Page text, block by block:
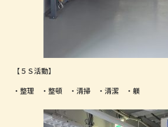
【５Ｓ活動】
・整理 ・整頓 ・清掃 ・清潔 ・躾